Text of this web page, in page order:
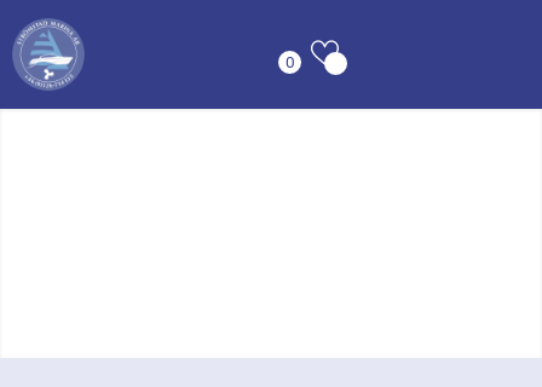
0